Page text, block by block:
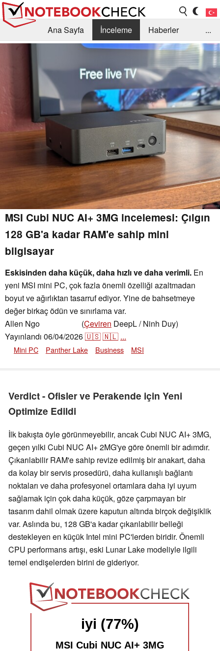
Ana Sayfa İnceleme
Haberler
Kütüphane
Satın Alma Rehberi
İletişim
...
MSI Cubi NUC AI+ 3MG incelemesi: Çılgın
128 GB'a kadar RAM'e sahip mini
bilgisayar
Eskisinden daha küçük, daha hızlı ve daha verimli. En
yeni MSI mini PC, çok fazla önemli özelliği azaltmadan
boyut ve ağırlıktan tasarruf ediyor. Yine de bahsetmeye
değer birkaç ödün ve sınırlama var.
Allen Ngo
(Çeviren DeepL / Ninh Duy)
Yayınlandı 06/04/2026🇺🇸🇳🇱 ...
Mini PC Panther Lake Business MSI
Verdict - Ofisler ve Perakende için Yeni
Optimize Edildi
İlk bakışta öyle görünmeyebilir, ancak Cubi NUC AI+ 3MG,
geçen yılki Cubi NUC AI+ 2MG'ye göre önemli bir adımdır.
Çıkarılabilir RAM'e sahip revize edilmiş bir anakart, daha
da kolay bir servis prosedürü, daha kullanışlı bağlantı
noktaları ve daha profesyonel ortamlara daha iyi uyum
sağlamak için çok daha küçük, göze çarpmayan bir
tasarım dahil olmak üzere kaputun altında birçok değişiklik
var. Aslında bu, 128 GB'a kadar çıkarılabilir belleği
destekleyen en küçük Intel mini PC'lerden biridir. Önemli
CPU performans artışı, eski Lunar Lake modeliyle ilgili
temel endişelerden birini de gideriyor.
iyi (77%)
MSI Cubi NUC AI+ 3MG